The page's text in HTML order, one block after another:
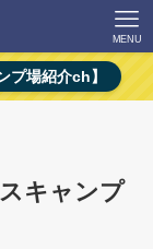
MENU
プ場紹介ch】
キャンプ